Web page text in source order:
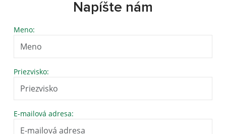
Napíšte nám
Meno:
Priezvisko:
E-mailová adresa: